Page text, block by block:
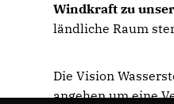
Windkraft zu
ländliche Raum
Die Vision
angehen um eine